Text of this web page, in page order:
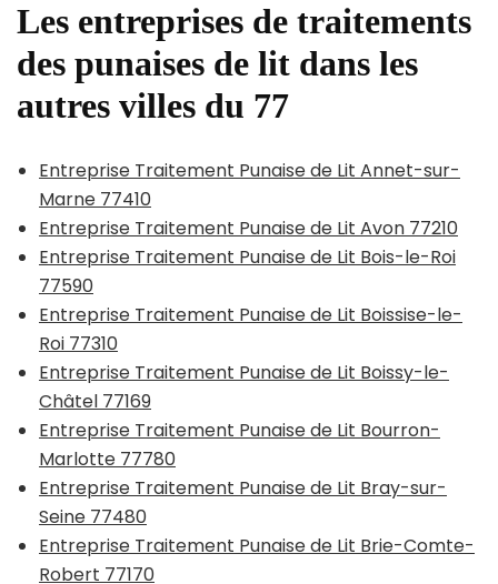
Les entreprises de traitements
des punaises de lit dans les
autres villes du 77
Entreprise Traitement Punaise de Lit Annet-sur-
Marne 77410
Entreprise Traitement Punaise de Lit Avon 77210
Entreprise Traitement Punaise de Lit Bois-le-Roi
77590
Entreprise Traitement Punaise de Lit Boissise-le-
Roi 77310
Entreprise Traitement Punaise de Lit Boissy-le-
Châtel 77169
Entreprise Traitement Punaise de Lit Bourron-
Marlotte 77780
Entreprise Traitement Punaise de Lit Bray-sur-
Seine 77480
Entreprise Traitement Punaise de Lit Brie-Comte-
Robert 77170